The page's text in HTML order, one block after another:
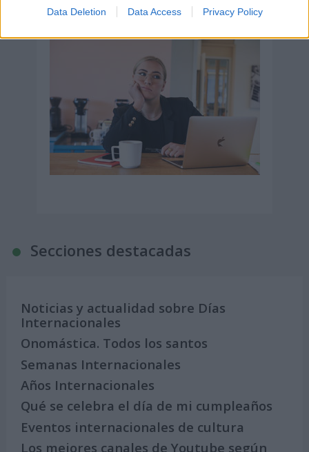
Data Deletion Data Access Privacy Policy
8 de agosto de 2026
Secciones destacadas
Noticias y actualidad sobre Días
Internacionales
Onomástica. Todos los santos
Semanas Internacionales
Años Internacionales
Qué se celebra el día de mi cumpleaños
Eventos internacionales de cultura
Los mejores canales de Youtube según